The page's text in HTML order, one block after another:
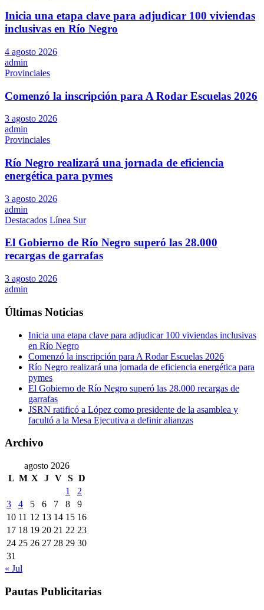
Inicia una etapa clave para adjudicar 100 viviendas
inclusivas en Río Negro
4 agosto 2026
admin
Provinciales
Comenzó la inscripción para A Rodar Escuelas 2026
3 agosto 2026
admin
Provinciales
Río Negro realizará una jornada de eficiencia
energética para pymes
3 agosto 2026
admin
Destacados Línea Sur
El Gobierno de Río Negro superó las 28.000
recargas de garrafas
3 agosto 2026
admin
Últimas Noticias
Inicia una etapa clave para adjudicar 100 viviendas inclusivas
en Río Negro
Comenzó la inscripción para A Rodar Escuelas 2026
Río Negro realizará una jornada de eficiencia energética para
pymes
El Gobierno de Río Negro superó las 28.000 recargas de
garrafas
JSRN ratificó a López como presidente de la asamblea y
facultó a la Mesa Ejecutiva a definir alianzas
Archivo
agosto 2026
L M X J V S D
1
2
3
4 5 6 7 8
9
10 11 12 13 14 15 16
17 18 19 20 21 22 23
24 25 26 27 28 29 30
31
« Jul
Pautas Publicitarias